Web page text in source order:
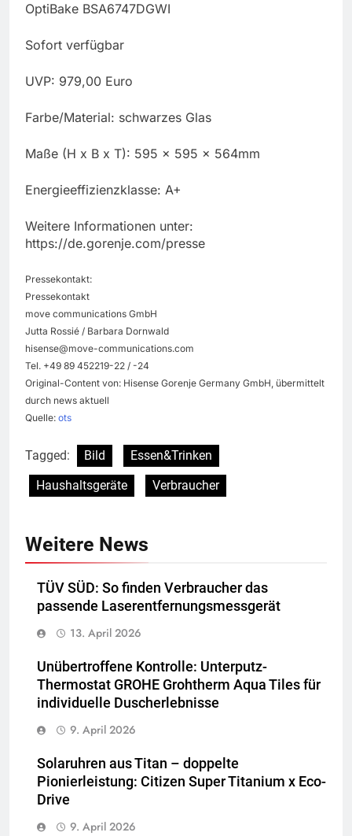
OptiBake BSA6747DGWI
Sofort verfügbar
UVP: 979,00 Euro
Farbe/Material: schwarzes Glas
Maße (H x B x T): 595 x 595 x 564mm
Energieeffizienzklasse: A+
Weitere Informationen unter:
https://de.gorenje.com/presse
Pressekontakt:
Pressekontakt
move communications GmbH
Jutta Rossié / Barbara Dornwald
hisense@move-communications.com
Tel. +49 89 452219-22 / -24
Original-Content von: Hisense Gorenje Germany GmbH, übermittelt
durch news aktuell
Quelle: ots
Tagged: Bild
Essen&Trinken
Haushaltsgeräte
Verbraucher
Weitere News
TÜV SÜD: So finden Verbraucher das
passende Laserentfernungsmessgerät
13. April 2026
Unübertroffene Kontrolle: Unterputz-
Thermostat GROHE Grohtherm Aqua Tiles für
individuelle Duscherlebnisse
9. April 2026
Solaruhren aus Titan – doppelte
Pionierleistung: Citizen Super Titanium x Eco-
Drive
9. April 2026